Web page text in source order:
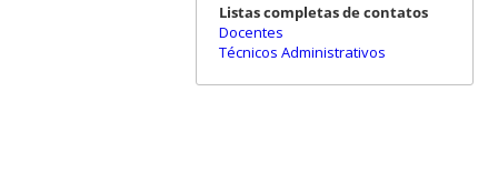
Listas completas de contatos
Docentes
Técnicos Administrativos